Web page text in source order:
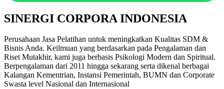
SINERGI CORPORA INDONESIA
Perusahaan Jasa Pelatihan untuk meningkatkan Kualitas SDM &
Bisnis Anda. Keilmuan yang berdasarkan pada Pengalaman dan
Riset Mutakhir, kami juga berbasis Psikologi Modern dan Spiritual.
Berpengalaman dari 2011 hingga sekarang serta dikenal berbagai
Kalangan Kementrian, Instansi Pemerintah, BUMN dan Corporate
Swasta level Nasional dan Internasional